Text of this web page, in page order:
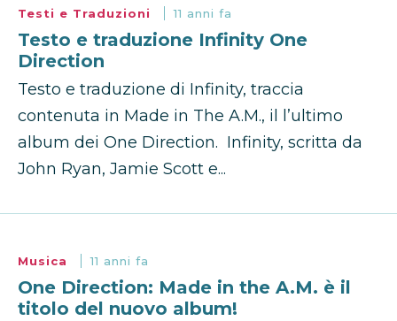
Testi e Traduzioni 11 anni fa
Testo e traduzione Infinity One
Direction
Testo e traduzione di Infinity, traccia
contenuta in Made in The A.M., il l’ultimo
album dei One Direction. Infinity, scritta da
John Ryan, Jamie Scott e...
Musica 11 anni fa
One Direction: Made in the A.M. è il
titolo del nuovo album!